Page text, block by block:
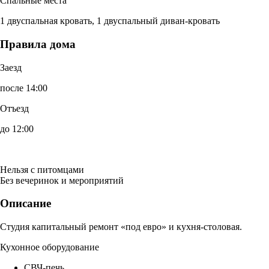
1 двуспальная кровать, 1 двуспальный диван-кровать
Правила дома
Заезд
после 14:00
Отъезд
до 12:00
Нельзя с питомцами
Без вечеринок и мероприятий
Описание
Студия капитальный ремонт «под евро» и кухня-столовая.
Кухонное оборудование